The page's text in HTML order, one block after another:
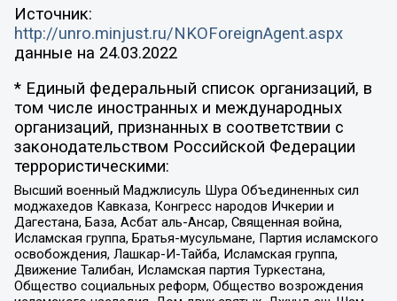
Источник:
http://unro.minjust.ru/NKOForeignAgent.aspx
данные на 24.03.2022
* Единый федеральный список организаций, в
том числе иностранных и международных
организаций, признанных в соответствии с
законодательством Российской Федерации
террористическими:
Высший военный Маджлисуль Шура Объединенных сил
моджахедов Кавказа, Конгресс народов Ичкерии и
Дагестана, База, Асбат аль-Ансар, Священная война,
Исламская группа, Братья-мусульмане, Партия исламского
освобождения, Лашкар-И-Тайба, Исламская группа,
Движение Талибан, Исламская партия Туркестана,
Общество социальных реформ, Общество возрождения